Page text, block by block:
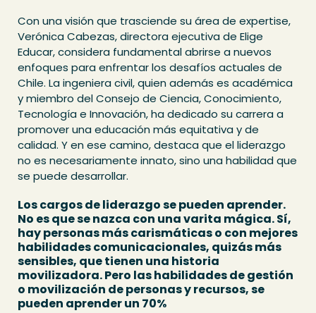
Con una visión que trasciende su área de expertise,
Verónica Cabezas, directora ejecutiva de Elige
Educar, considera fundamental abrirse a nuevos
enfoques para enfrentar los desafíos actuales de
Chile. La ingeniera civil, quien además es académica
y miembro del Consejo de Ciencia, Conocimiento,
Tecnología e Innovación, ha dedicado su carrera a
promover una educación más equitativa y de
calidad. Y en ese camino, destaca que el liderazgo
no es necesariamente innato, sino una habilidad que
se puede desarrollar.
Los cargos de liderazgo se pueden aprender.
No es que se nazca con una varita mágica. Sí,
hay personas más carismáticas o con mejores
habilidades comunicacionales, quizás más
sensibles, que tienen una historia
movilizadora. Pero las habilidades de gestión
o movilización de personas y recursos, se
pueden aprender un 70%